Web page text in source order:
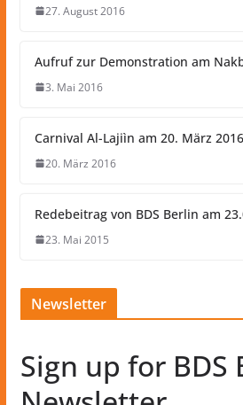
27. August 2016
Aufruf zur Demonstration am
3. Mai 2016
Carnival Al-Lajiìn am 20. März
20. März 2016
Redebeitrag von BDS Berlin am
23. Mai 2015
Newsletter
Sign up for BDS